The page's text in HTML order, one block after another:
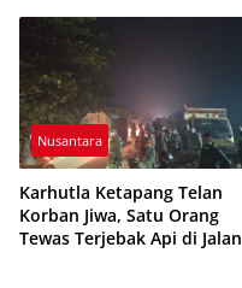
Nusantara
Karhutla Ketapang Telan
Korban Jiwa, Satu Orang
Tewas Terjebak Api di Jalan